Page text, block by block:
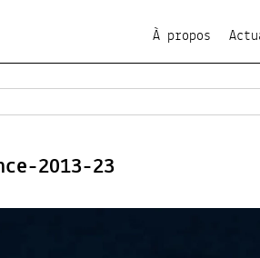
À propos
2013-23